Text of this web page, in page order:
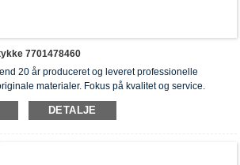
7701478460
20 år produceret og leveret professionelle
materialer. Fokus på kvalitet og service.
godkendelsescertifikater, "højtforseglet
lange levetid" og fem andre
DETALJE